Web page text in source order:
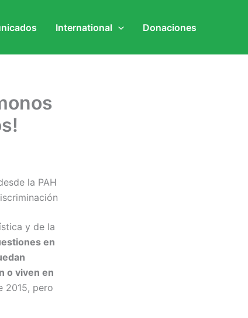
International Donaciones
la PAH
y de la
en
o viven en
2015, pero